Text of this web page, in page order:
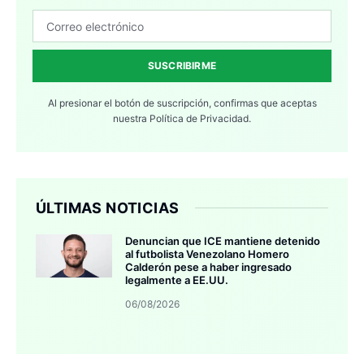
SUSCRIBIRME
Al presionar el botón de suscripción, confirmas que aceptas
nuestra Política de Privacidad.
ÚLTIMAS NOTICIAS
Denuncian que ICE mantiene detenido
al futbolista Venezolano Homero
Calderón pese a haber ingresado
legalmente a EE.UU.
06/08/2026